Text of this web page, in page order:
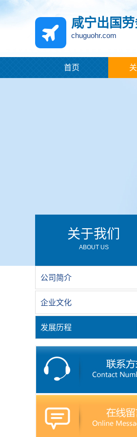
咸宁出国
chuguohr.com
首页
关于我们
ABOUT US
公司简介
企业文化
发展历程